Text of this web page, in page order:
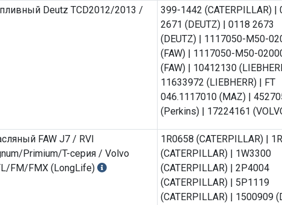
(Sitrak) | 2931709 (VOLVO)
Deutz TCD2012/2013 /
399-1442 (CATERPILLAR) |
2671 (DEUTZ) | 0118 2673
(DEUTZ) | 1117050-M50-
(FAW) | 1117050-M50-
(FAW) | 10412130
11633972 (LIEBHERR) | FT
046.1117010 (MAZ) |
(Perkins) | 17224161
FAW J7 / RVI
Primium/T-серия / Volvo
FM/FMX (LongLife)
1R0658 (CATERPILLAR) |
(CATERPILLAR) | 1W3300
(CATERPILLAR) | 2P4004
(CATERPILLAR) | 5P1119
(CATERPILLAR) | 1500909